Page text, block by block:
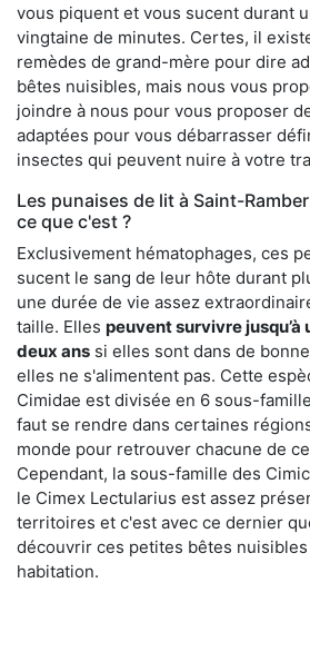
vous piquent et vous sucent durant
vingtaine de minutes. Certes, il
remèdes de grand-mère pour dire
bêtes nuisibles, mais nous vous
joindre à nous pour vous proposer
adaptées pour vous débarrasser
insectes qui peuvent nuire à votre
Les punaises de lit à Saint-
ce que c'est ?
Exclusivement hématophages, ces
sucent le sang de leur hôte durant
une durée de vie assez
taille. Elles peuvent survivre jusqu’à
deux ans si elles sont dans de
elles ne s'alimentent pas. Cette
Cimidae est divisée en 6 sous-
faut se rendre dans certaines
monde pour retrouver chacune de
Cependant, la sous-famille des
le Cimex Lectularius est assez
territoires et c'est avec ce dernier
découvrir ces petites bêtes
habitation.